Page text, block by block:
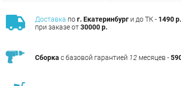
Доставка пог. Екатеринбург и до ТК - 1490 р.
при заказе от30000 р.
Сборка с базовой гарантией 12 месяцев -